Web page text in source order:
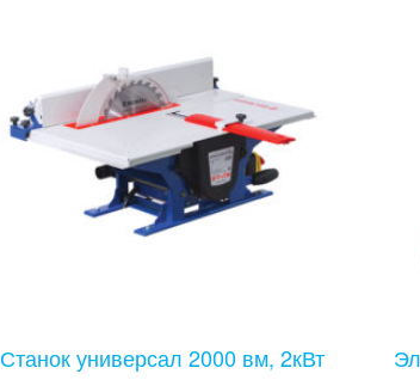
Станок универсал 2000 вм, 2кВт